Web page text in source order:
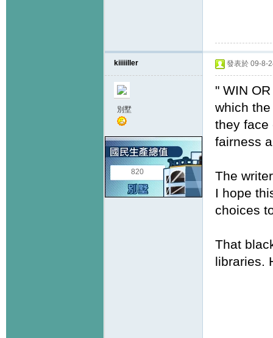
kiiiiiller
別墅
820
發表於 09-8-
" WIN
which
they
fairness
The
I hope
choices
That
libraries.